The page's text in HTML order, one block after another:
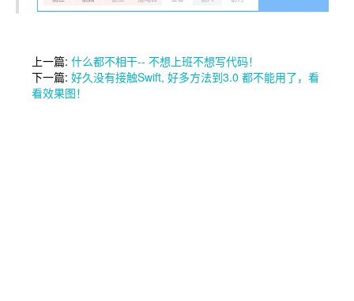
上一篇: 什么都不相干-- 不想上班不想写代码！
下一篇: 好久没有接触Swift, 好多方法到3.0 都不能用了，看
看效果图！